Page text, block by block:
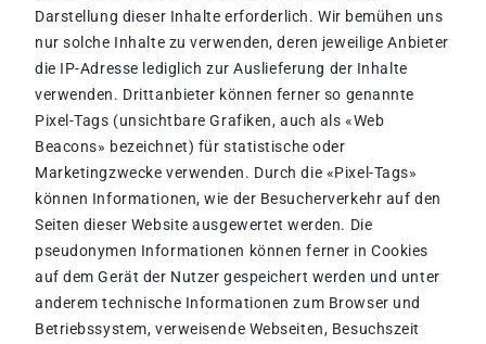
Darstellung dieser Inhalte erforderlich. Wir bemühen uns
nur solche Inhalte zu verwenden, deren jeweilige Anbieter
die IP-Adresse lediglich zur Auslieferung der Inhalte
verwenden. Drittanbieter können ferner so genannte
Pixel-Tags (unsichtbare Grafiken, auch als «Web
Beacons» bezeichnet) für statistische oder
Marketingzwecke verwenden. Durch die «Pixel-Tags»
können Informationen, wie der Besucherverkehr auf den
Seiten dieser Website ausgewertet werden. Die
pseudonymen Informationen können ferner in Cookies
auf dem Gerät der Nutzer gespeichert werden und unter
anderem technische Informationen zum Browser und
Betriebssystem, verweisende Webseiten, Besuchszeit